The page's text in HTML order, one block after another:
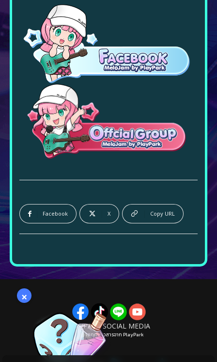
Facebook X Copy URL
PLAYPARK SOCIAL MEDIA
ไม่พลาดทุกข่าวสารจาก PlayPark
×